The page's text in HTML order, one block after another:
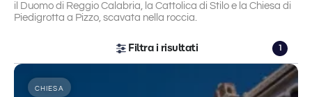
il Duomo di Reggio Calabria, la Cattolica di Stilo e la Chiesa di
Piedigrotta a Pizzo, scavata nella roccia.
Filtra i risultati 1
CHIESA